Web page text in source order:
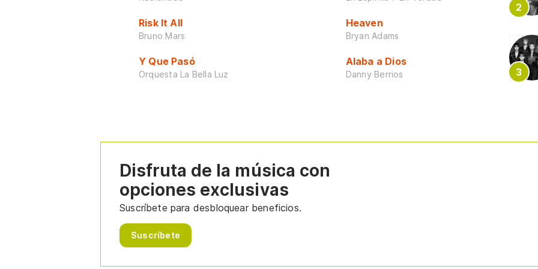
Risk It All
Bruno Mars
Y Que Pasó
Orquesta La Bella Luz
Heaven
Bryan Adams
Alaba a Dios
Danny Berrios
Disfruta de la música con
opciones exclusivas
Suscríbete para desbloquear beneficios.
Suscríbete